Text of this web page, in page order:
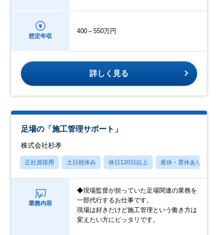
想定年収
400～550万円
詳しく見る
足場の「施工管理サポート」
株式会社杉孝
正社員採用 土日祝休み 休日120日以上 産休・育休あり
業務内容
◆現場監督が担っていた足場関連の業務を
一部代行するお仕事です。
現場は好きだけど施工管理という働き方は
変えたい方にピッタリです。